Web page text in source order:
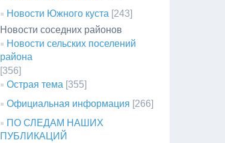
Новости Южного куста [243]
Новости соседних районов
Новости сельских поселений
района
[356]
Острая тема [355]
Официальная информация [266]
ПО СЛЕДАМ НАШИХ
ПУБЛИКАЦИЙ